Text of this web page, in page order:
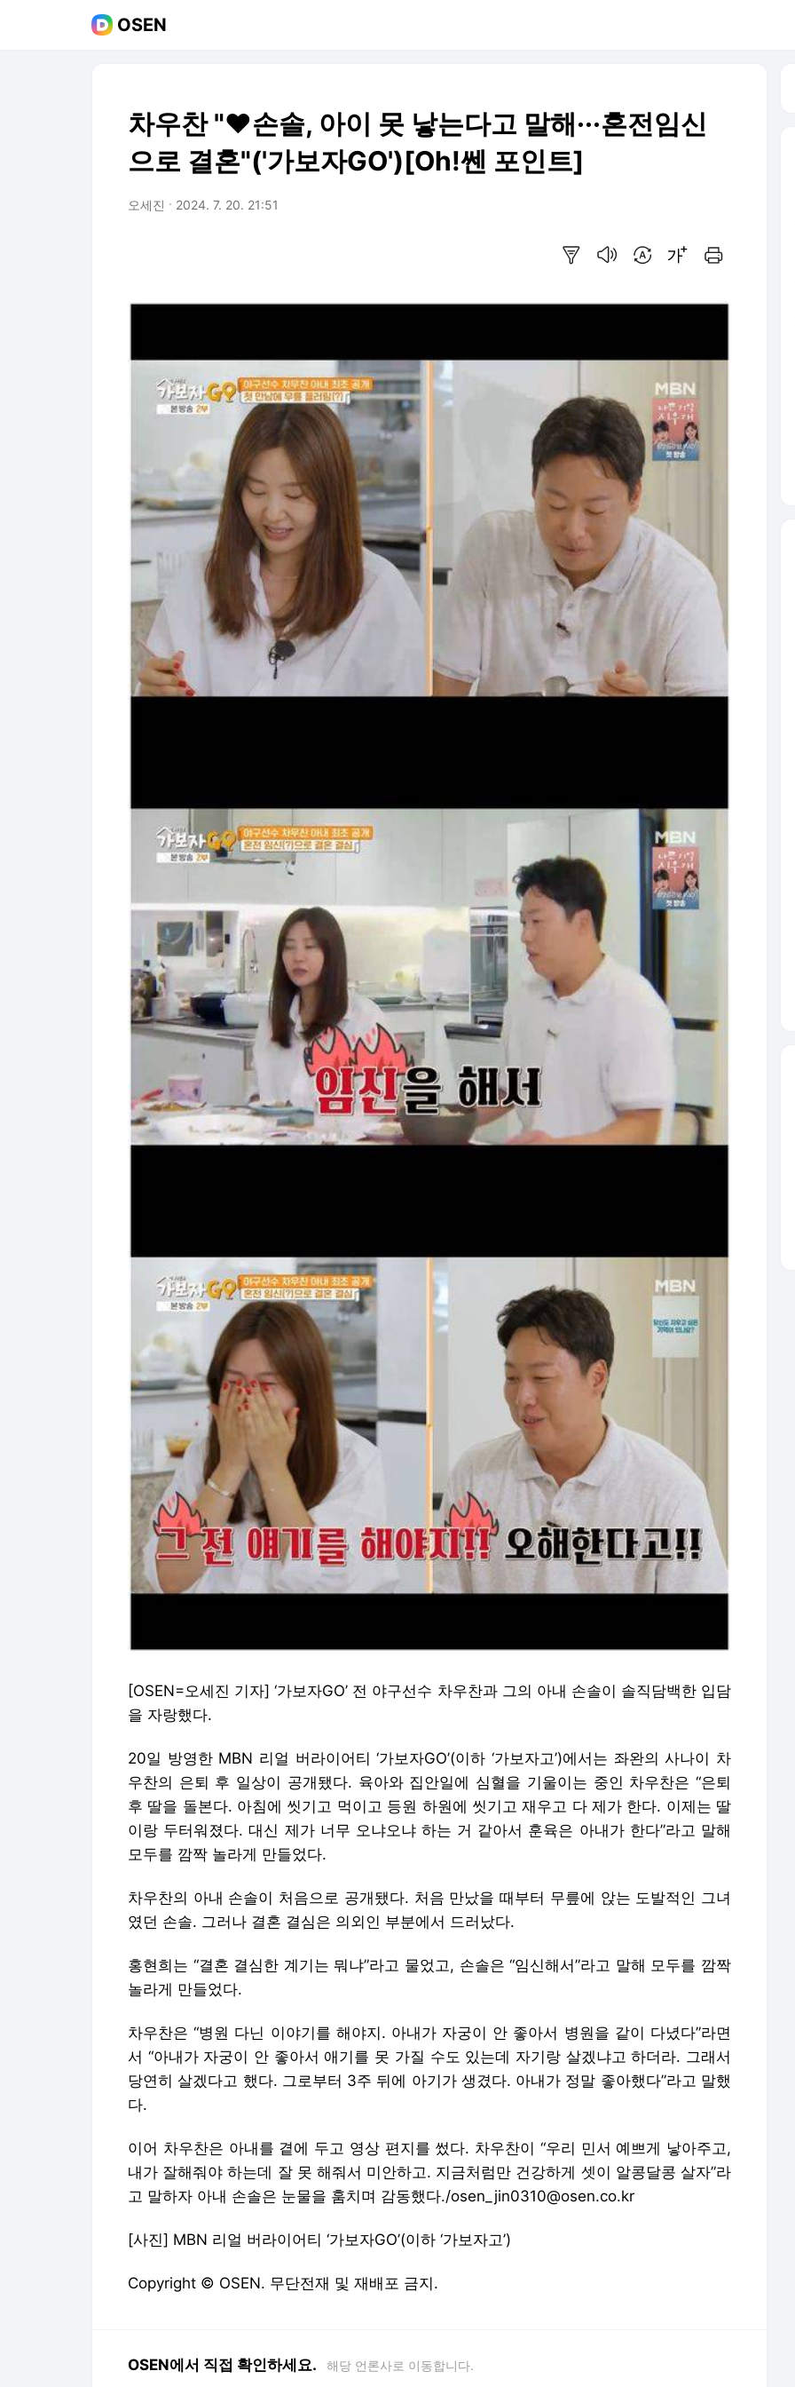
OSEN
차우찬 "♥손솔, 아이 못 낳는다고 말해···혼전임신
으로 결혼"('가보자GO')[Oh!쎈 포인트]
오세진 2024. 7. 20. 21:51
[OSEN=오세진 기자] ‘가보자GO’ 전 야구선수 차우찬과 그의 아내 손솔이 솔직담백한 입담
을 자랑했다.
20일 방영한 MBN 리얼 버라이어티 ‘가보자GO’(이하 ‘가보자고’)에서는 좌완의 사나이 차
우찬의 은퇴 후 일상이 공개됐다. 육아와 집안일에 심혈을 기울이는 중인 차우찬은 “은퇴
후 딸을 돌본다. 아침에 씻기고 먹이고 등원 하원에 씻기고 재우고 다 제가 한다. 이제는 딸
이랑 두터워졌다. 대신 제가 너무 오냐오냐 하는 거 같아서 훈육은 아내가 한다”라고 말해
모두를 깜짝 놀라게 만들었다.
차우찬의 아내 손솔이 처음으로 공개됐다. 처음 만났을 때부터 무릎에 앉는 도발적인 그녀
였던 손솔. 그러나 결혼 결심은 의외인 부분에서 드러났다.
홍현희는 “결혼 결심한 계기는 뭐냐”라고 물었고, 손솔은 “임신해서”라고 말해 모두를 깜짝
놀라게 만들었다.
차우찬은 “병원 다닌 이야기를 해야지. 아내가 자궁이 안 좋아서 병원을 같이 다녔다”라면
서 “아내가 자궁이 안 좋아서 애기를 못 가질 수도 있는데 자기랑 살겠냐고 하더라. 그래서
당연히 살겠다고 했다. 그로부터 3주 뒤에 아기가 생겼다. 아내가 정말 좋아했다”라고 말했
다.
이어 차우찬은 아내를 곁에 두고 영상 편지를 썼다. 차우찬이 “우리 민서 예쁘게 낳아주고,
내가 잘해줘야 하는데 잘 못 해줘서 미안하고. 지금처럼만 건강하게 셋이 알콩달콩 살자”라
고 말하자 아내 손솔은 눈물을 훔치며 감동했다./osen_jin0310@osen.co.kr
[사진] MBN 리얼 버라이어티 ‘가보자GO’(이하 ‘가보자고’)
Copyright © OSEN. 무단전재 및 재배포 금지.
OSEN에서 직접 확인하세요. 해당 언론사로 이동합니다.